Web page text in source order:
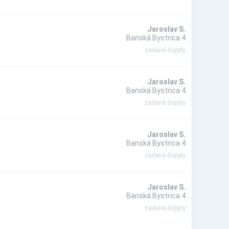
Jaroslav S.
Banská Bystrica 4
zadané dopyty
Jaroslav S.
Banská Bystrica 4
zadané dopyty
Jaroslav S.
Banská Bystrica 4
zadané dopyty
Jaroslav S.
Banská Bystrica 4
zadané dopyty